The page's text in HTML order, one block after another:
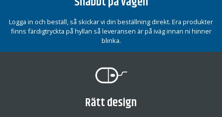
Logga in och beställ, så skickar vi din beställning direkt. Era produkter
finns färdigtryckta på hyllan så leveransen är på iväg innan ni hinner
blinka.
Rätt design